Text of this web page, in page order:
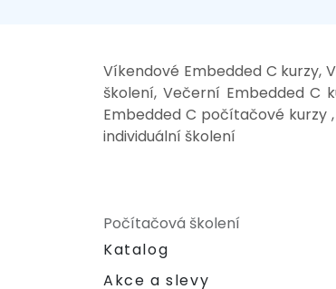
Víkendové Embedded C kurzy,
školení, Večerní Embedded C
Embedded C počítačové kurzy
individuální školení
Počítačová školení
Katalog
Akce a slevy